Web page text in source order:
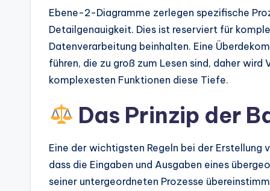
Ebene-2-Diagramme zerlegen spezifische
Detailgenauigkeit. Dies ist reserviert für
Datenverarbeitung beinhalten. Eine
führen, die zu groß zum Lesen sind, daher
komplexesten Funktionen diese Tiefe.
Das Prinzip der
Eine der wichtigsten Regeln bei der Erstellung
dass die Eingaben und Ausgaben eines
seiner untergeordneten Prozesse